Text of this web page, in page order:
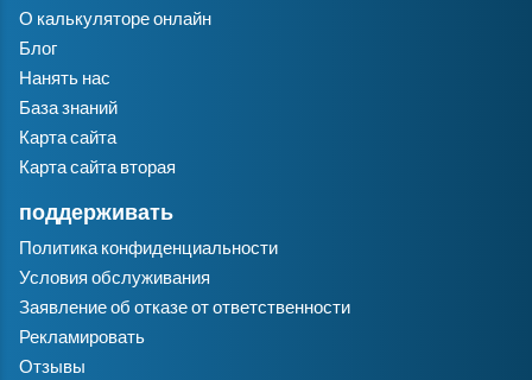
О калькуляторе онлайн
Блог
Нанять нас
База знаний
Карта сайта
Карта сайта вторая
поддерживать
Политика конфиденциальности
Условия обслуживания
Заявление об отказе от ответственности
Рекламировать
Отзывы